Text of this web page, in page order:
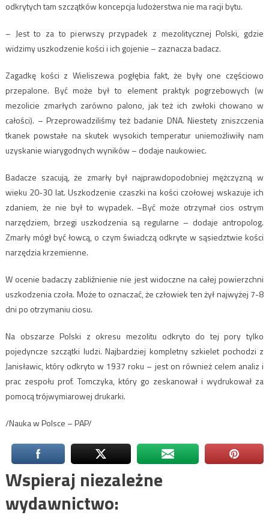
odkrytych tam szczątków koncepcja ludożerstwa nie ma racji bytu.
– Jest to za to pierwszy przypadek z mezolitycznej Polski, gdzie
widzimy uszkodzenie kości i ich gojenie – zaznacza badacz.
Zagadkę kości z Wieliszewa pogłębia fakt, że były one częściowo
przepalone. Być może był to element praktyk pogrzebowych (w
mezolicie zmarłych zarówno palono, jak też ich zwłoki chowano w
całości). – Przeprowadziliśmy też badanie DNA. Niestety zniszczenia
tkanek powstałe na skutek wysokich temperatur uniemożliwiły nam
uzyskanie wiarygodnych wyników – dodaje naukowiec.
Badacze szacują, że zmarły był najprawdopodobniej mężczyzną w
wieku 20-30 lat. Uszkodzenie czaszki na kości czołowej wskazuje ich
zdaniem, że nie był to wypadek. –Być może otrzymał cios ostrym
narzędziem, brzegi uszkodzenia są regularne – dodaje antropolog.
Zmarły mógł być łowcą, o czym świadczą odkryte w sąsiedztwie kości
narzędzia krzemienne.
W ocenie badaczy zabliźnienie nie jest widoczne na całej powierzchni
uszkodzenia czoła. Może to oznaczać, że człowiek ten żył najwyżej 7-8
dni po otrzymaniu ciosu.
Na obszarze Polski z okresu mezolitu odkryto do tej pory tylko
pojedyncze szczątki ludzi. Najbardziej kompletny szkielet pochodzi z
Janisławic, który odkryto w 1937 roku – jest on również celem analiz i
prac zespołu prof. Tomczyka, który go zeskanował i wydrukował za
pomocą trójwymiarowej drukarki.
/Nauka w Polsce – PAP/
Wspieraj niezależne
wydawnictwo: